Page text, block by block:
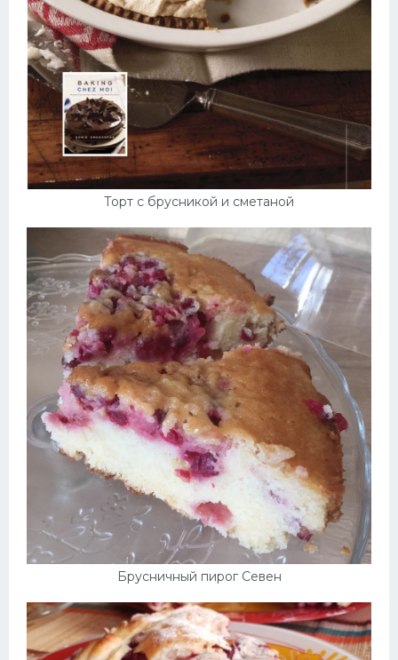
Торт с брусникой и сметаной
Брусничный пирог Севен